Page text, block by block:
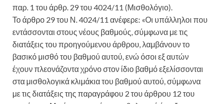
παρ. 1 του άρθρ. 29 του 4024/11 (Μισθολόγιο).
Το άρθρο 29 του Ν. 4024/11 ανέφερε: «Οι υπάλληλοι που
εντάσσονται στους νέους βαθμούς, σύμφωνα με τις
διατάξεις του προηγούμενου άρθρου, λαμβάνουν το
βασικό μισθό του βαθμού αυτού, ενώ όσοι εξ αυτών
έχουν πλεονάζοντα χρόνο στον ίδιο βαθμό εξελίσσονται
στα μισθολογικά κλιμάκια του βαθμού αυτού, σύμφωνα
με τις διατάξεις της παραγράφου 2 του άρθρου 12 του